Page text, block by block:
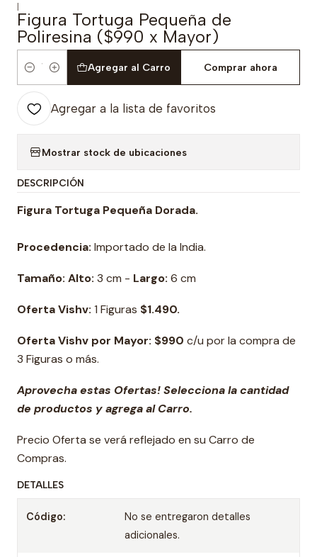
|
Figura Tortuga Pequeña de
Poliresina ($990 x Mayor)
Cantidad
Agregar al Carro Comprar ahora
Agregar a la lista de favoritos
Mostrar stock de ubicaciones
DESCRIPCIÓN
Figura Tortuga Pequeña Dorada.
Procedencia: Importado de la India.
Tamaño: Alto: 3 cm - Largo: 6 cm
Oferta Vishv: 1 Figuras $1.490.
Oferta Vishv por Mayor: $990 c/u por la compra de
3 Figuras o más.
Aprovecha estas Ofertas! Selecciona la cantidad
de productos y agrega al Carro.
Precio Oferta se verá reflejado en su Carro de
Compras.
DETALLES
Código:
No se entregaron detalles
adicionales.